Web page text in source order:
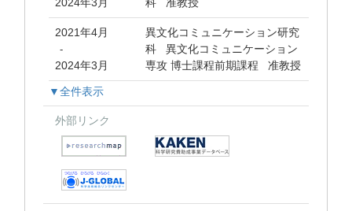
2021年4月
-
2024年3月
異文化コミュニケーション研究
科 異文化コミュニケーション
専攻 博士課程前期課程 准教授
▼全件表示
外部リンク